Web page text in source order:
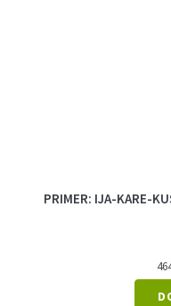
PRIMER: IJA-KARE-